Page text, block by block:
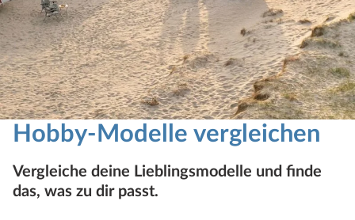
Hobby-Modelle vergleichen
Vergleiche deine Lieblingsmodelle und finde
das, was zu dir passt.